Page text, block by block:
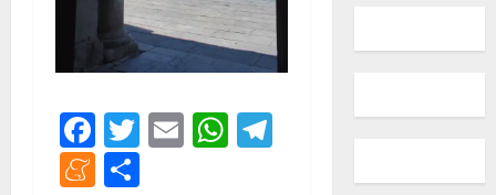
Facebook
Twitter
EmailWhatsApp
Telegram
Meneame